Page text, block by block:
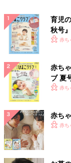
育児
秋号
いっ赤ち
赤ち
ブ 夏
く！赤ち
赤ち
赤ち